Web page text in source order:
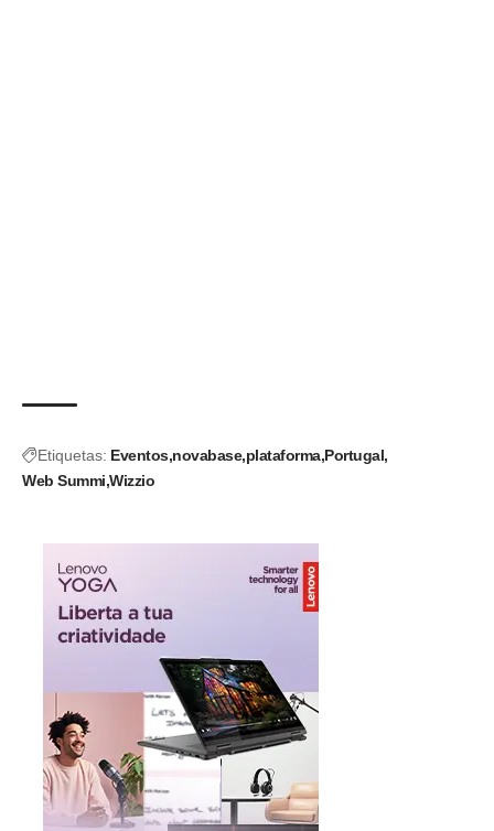
Etiquetas: Eventos novabase plataforma Portugal
Web Summi Wizzio